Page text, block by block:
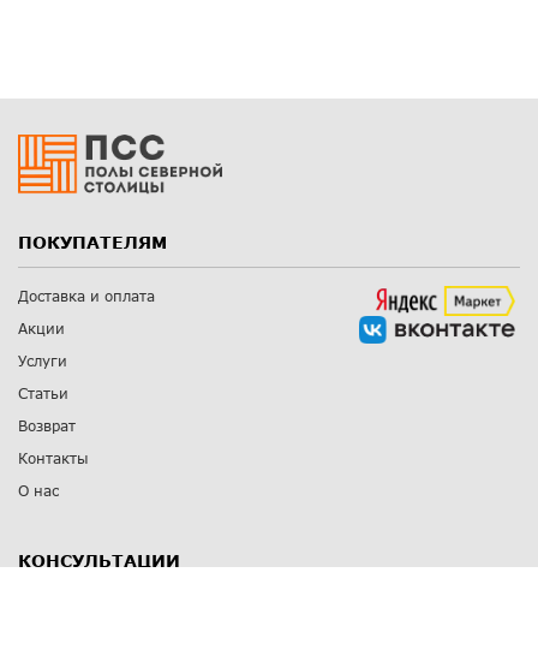
ПОКУПАТЕЛЯМ
Доставка и оплата
Акции
Услуги
Статьи
Возврат
Контакты
О нас
КОНСУЛЬТАЦИИ